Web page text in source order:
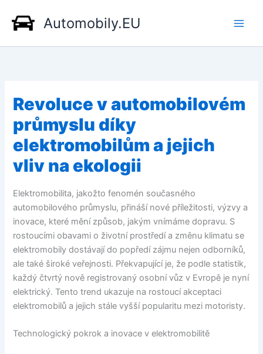
obsah
Automobily.EU
Revoluce v automobilovém
průmyslu díky
elektromobilům a jejich
vliv na ekologii
Elektromobilita, jakožto fenomén současného
automobilového průmyslu, přináší nové příležitosti, výzvy a
inovace, které mění způsob, jakým vnímáme dopravu. S
rostoucími obavami o životní prostředí a změnu klimatu se
elektromobily dostávají do popředí zájmu nejen odborníků,
ale také široké veřejnosti. Překvapující je, že podle statistik,
každý čtvrtý nově registrovaný osobní vůz v Evropě je nyní
elektrický. Tento trend ukazuje na rostoucí akceptaci
elektromobilů a jejich stále vyšší popularitu mezi motoristy.
Technologický pokrok a inovace v elektromobilitě